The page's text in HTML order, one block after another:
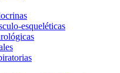
esqueléticas